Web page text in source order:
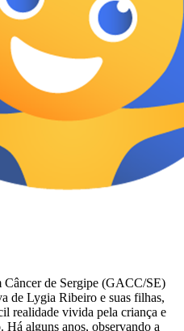
de Sergipe (GACC/SE)
de Lygia Ribeiro e suas filhas,
realidade vivida pela criança e
Há alguns anos, observando a